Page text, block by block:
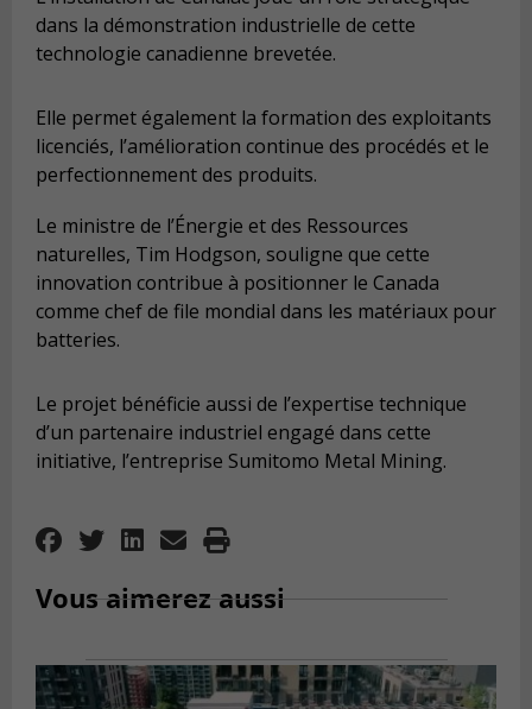
dans la démonstration industrielle de cette
technologie canadienne brevetée.
Elle permet également la formation des exploitants
licenciés, l’amélioration continue des procédés et le
perfectionnement des produits.
Le ministre de l’Énergie et des Ressources
naturelles, Tim Hodgson, souligne que cette
innovation contribue à positionner le Canada
comme chef de file mondial dans les matériaux pour
batteries.
Le projet bénéficie aussi de l’expertise technique
d’un partenaire industriel engagé dans cette
initiative, l’entreprise Sumitomo Metal Mining.
Vous aimerez aussi